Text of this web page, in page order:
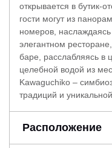
открывается в бутик-
гости могут из
номеров,
элегантном
баре, расслабляясь в
целебной водой из
Kawaguchiko –
традиций и
Расположение